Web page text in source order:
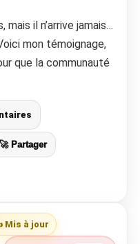
mais il n’arrive jamais…
mon témoignage,
que la communauté
🚀 Partager
à jour